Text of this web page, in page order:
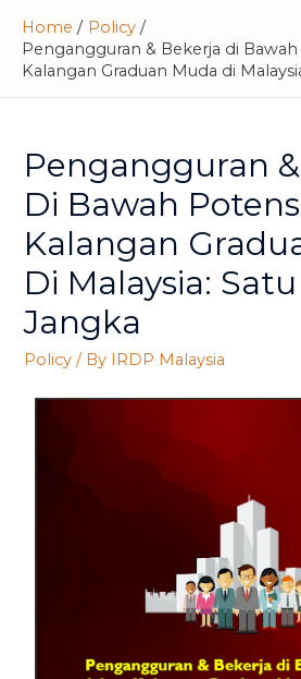
Home
Policy
Pengangguran & Bekerja di
Kalangan Graduan Muda di
Pengangguran
Di Bawah
Kalangan
Di Malaysia:
Jangka
Policy / By IRDP Malaysia